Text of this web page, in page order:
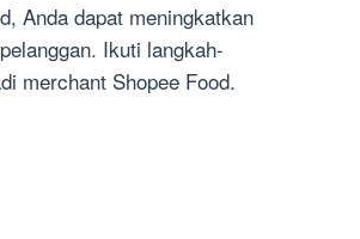
Anda dapat meningkatkan
Ikuti langkah-
merchant Shopee Food.